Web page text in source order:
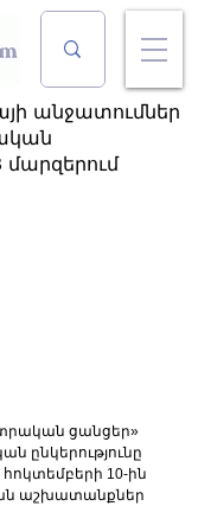
անջատումներ
մարզերում
ցանցեր»
ընկերությունը
10-ին
աշխատանքներ